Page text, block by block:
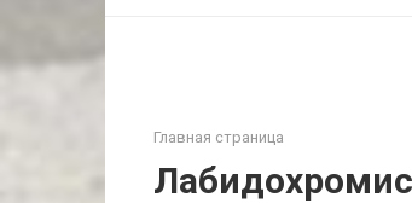
Главная страница